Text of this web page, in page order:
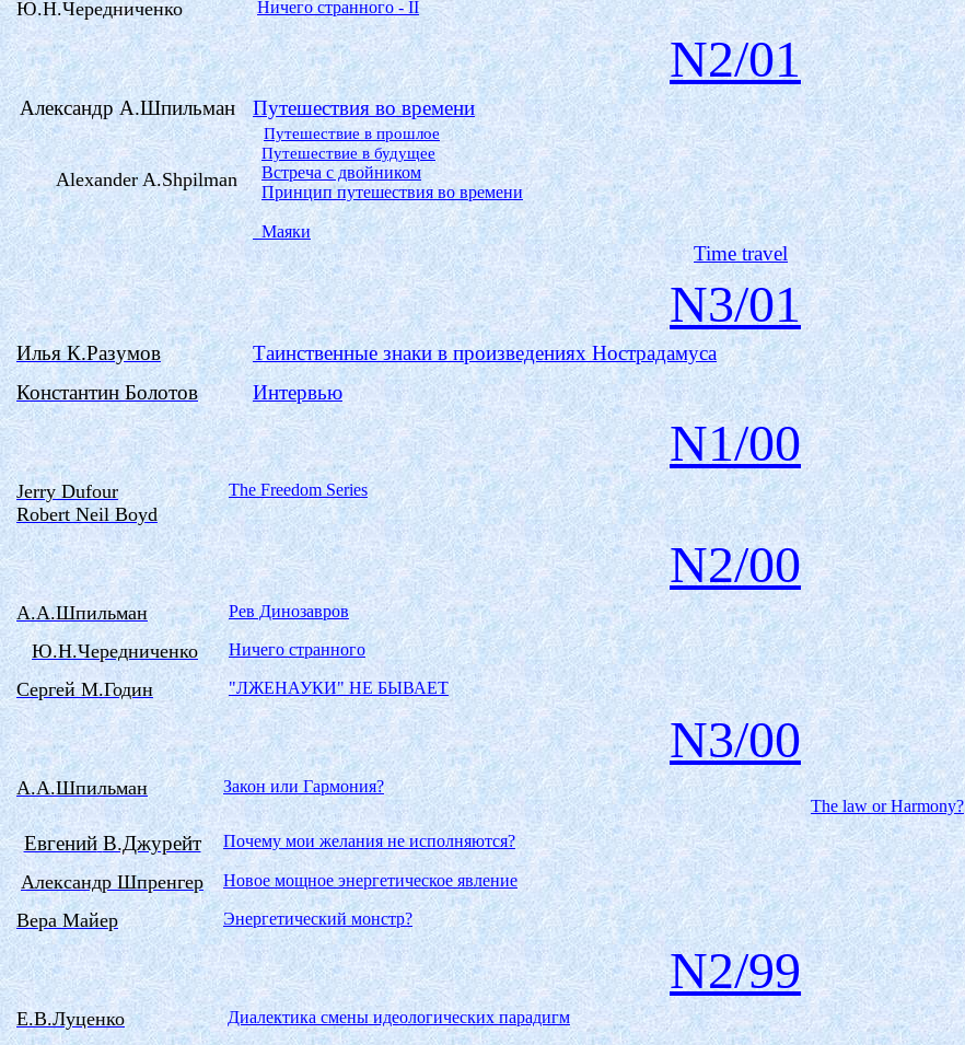
Ю.Н.Чередниченко Ничего странного - II
N2/01
АлександрА.Шпильман
AlexanderA.Shpilman
Путешествия во времени
Путешествие в прошлое
Путешествие в будущее
Встреча с двойником
Принцип путешествия во времени
Маяки
Time travel
N3/01
ИльяК.Разумов
Таинственные знаки в произведениях Нострадамуса
Константин Болотов
Интервью
N1/00
Jerry Dufour
Robert Neil Boyd
The Freedom Series
N2/00
А.А.Шпильман Рев Динозавров
Ю.Н.Чередниченко Ничего странного
СергейМ.Годин "ЛЖЕНАУКИ" НЕ БЫВАЕТ
N3/00
А.А.Шпильман Закон или Гармония?
The law or Harmony?
Евгений В.Джурейт Почему мои желания не исполняются?
Александр Шпренгер Новое мощное энергетическое явление
Вера Майер Энергетический монстр?
N2/99
Е.В.Луценко Диалектика смены идеологических парадигм